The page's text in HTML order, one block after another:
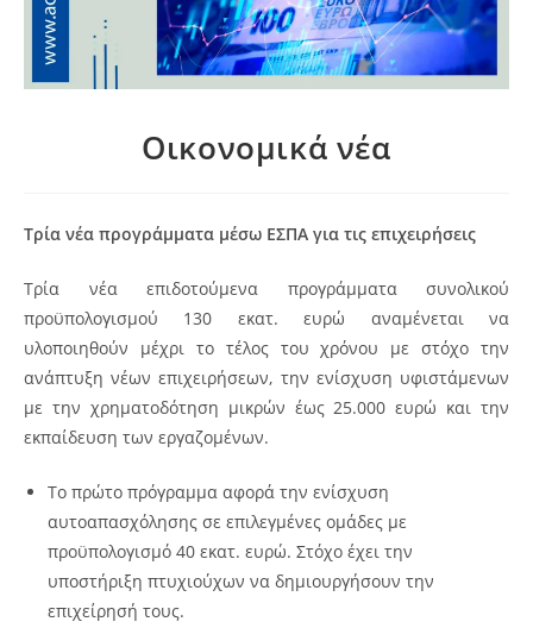
Οικονομικά νέα
Τρία νέα προγράμματα μέσω ΕΣΠΑ για τις επιχειρήσεις
Τρία νέα επιδοτούμενα προγράμματα συνολικού
προϋπολογισμού 130 εκατ. ευρώ αναμένεται να
υλοποιηθούν μέχρι το τέλος του χρόνου με στόχο την
ανάπτυξη νέων επιχειρήσεων, την ενίσχυση υφιστάμενων
με την χρηματοδότηση μικρών έως 25.000 ευρώ και την
εκπαίδευση των εργαζομένων.
Το πρώτο πρόγραμμα αφορά την ενίσχυση
αυτοαπασχόλησης σε επιλεγμένες ομάδες με
προϋπολογισμό 40 εκατ. ευρώ. Στόχο έχει την
υποστήριξη πτυχιούχων να δημιουργήσουν την
επιχείρησή τους.